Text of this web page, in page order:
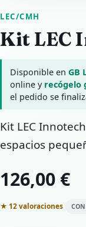
LEC/CMH
Kit LEC
Disponible enGB
online y recógelo
el pedido se
Kit LEC
espacios
126,00 €
★ 12 valoraciones